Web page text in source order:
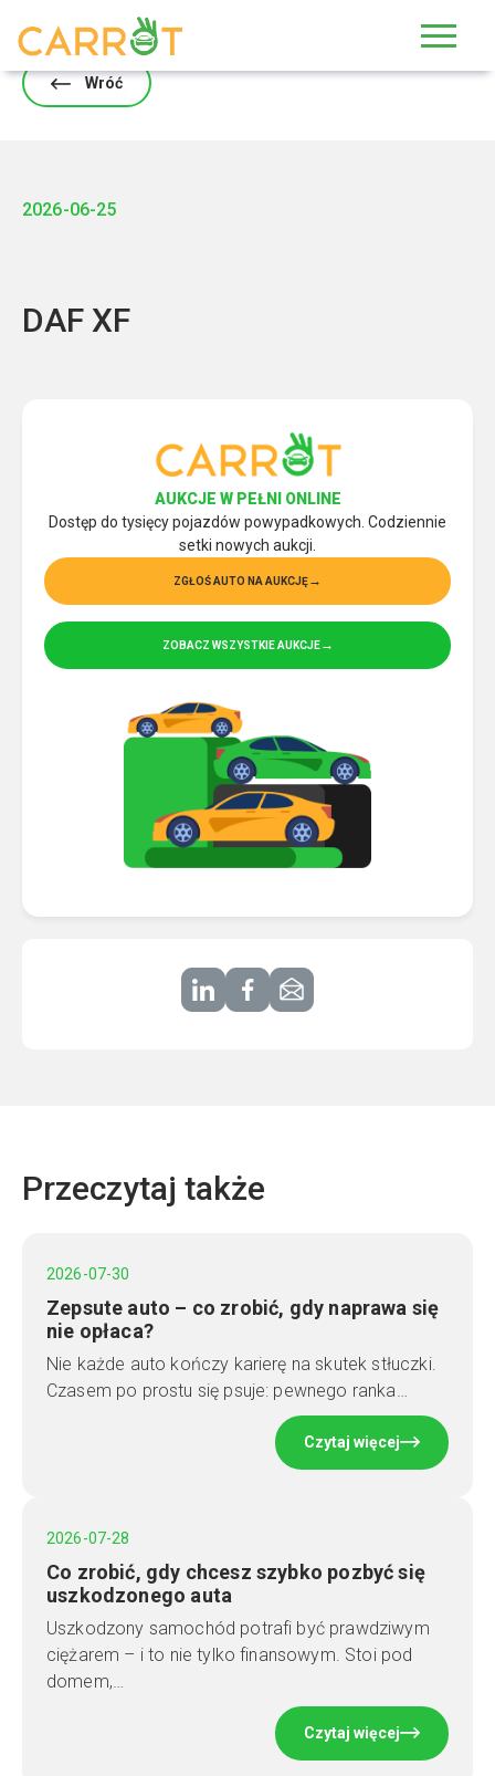
Wróć
2026-06-25
DAF XF
AUKCJE W PEŁNI ONLINE
Dostęp do tysięcy pojazdów powypadkowych. Codziennie
setki nowych aukcji.
ZGŁOŚ AUTO NA AUKCJĘ
ZOBACZ WSZYSTKIE AUKCJE
Przeczytaj także
2026-07-30
Zepsute auto – co zrobić, gdy naprawa się
nie opłaca?
Nie każde auto kończy karierę na skutek stłuczki.
Czasem po prostu się psuje: pewnego ranka…
Czytaj więcej
2026-07-28
Co zrobić, gdy chcesz szybko pozbyć się
uszkodzonego auta
Uszkodzony samochód potrafi być prawdziwym
ciężarem – i to nie tylko finansowym. Stoi pod
domem,…
Czytaj więcej